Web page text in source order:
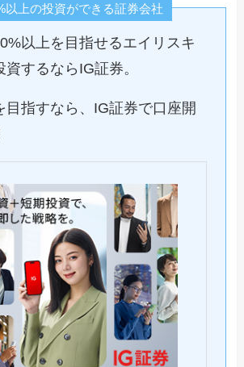
以上の投資ができる証券会社
以上を目指せるエイリスキ
するならIG証券。
目指すなら、IG証券で口座開